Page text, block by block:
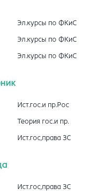
Эл.курсы по ФКиС
Эл.курсы по ФКиС
Эл.курсы по ФКиС
Ист.гос.и пр.Рос
Теория гос.и пр.
Ист.гос,права ЗС
Ист.гос,права ЗС